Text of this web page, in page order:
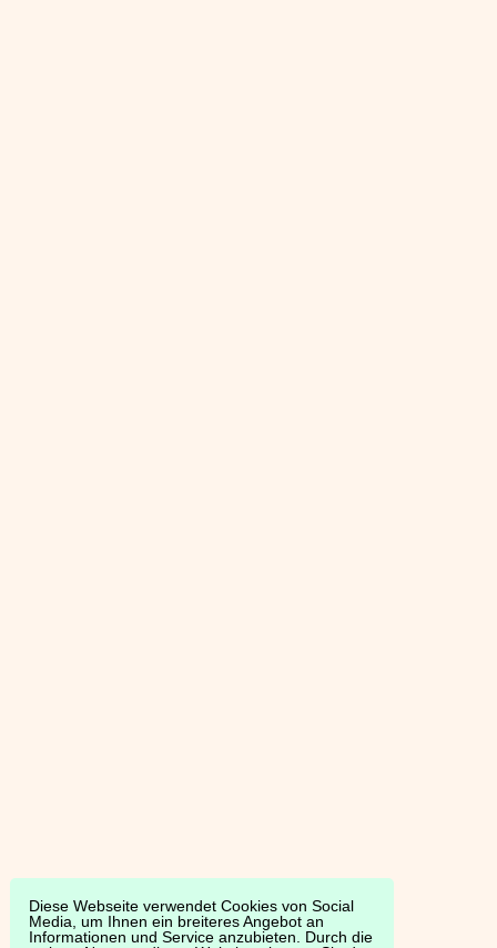
Diese Webseite verwendet Cookies von Social
Media, um Ihnen ein breiteres Angebot an
Informationen und Service anzubieten. Durch die